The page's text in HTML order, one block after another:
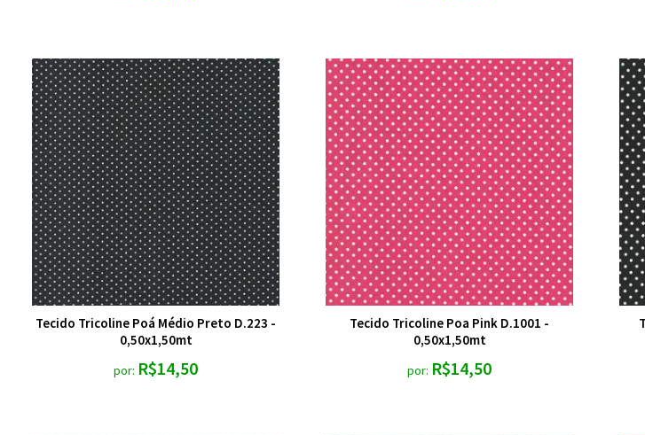
Tecido Tricoline Poá Médio Preto D.223 -
0,50x1,50mt
por: R$14,50
Tecido Tricoline Poa Pink D.1001 -
0,50x1,50mt
por: R$14,50